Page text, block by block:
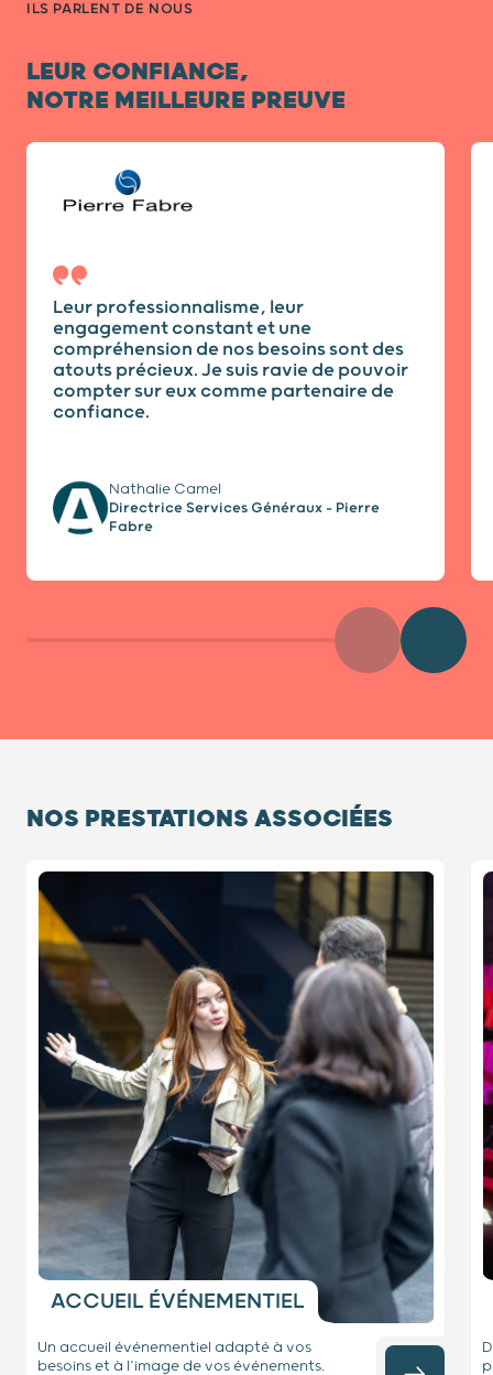
ILS PARLENT DE NOUS
LEUR CONFIANCE,
NOTRE MEILLEURE PREUVE
Diapositive 1 / 4
Leur professionnalisme, leur
engagement constant et une
compréhension de nos besoins sont des
atouts précieux. Je suis ravie de pouvoir
compter sur eux comme partenaire de
confiance.
Nathalie Camel
Directrice Services Généraux - Pierre
Fabre
Précédent
NOS PRESTATIONS ASSOCIÉES
ACCUEIL ÉVÉNEMENTIEL
Un accueil événementiel adapté à vos
besoins et à l’image de vos événements.